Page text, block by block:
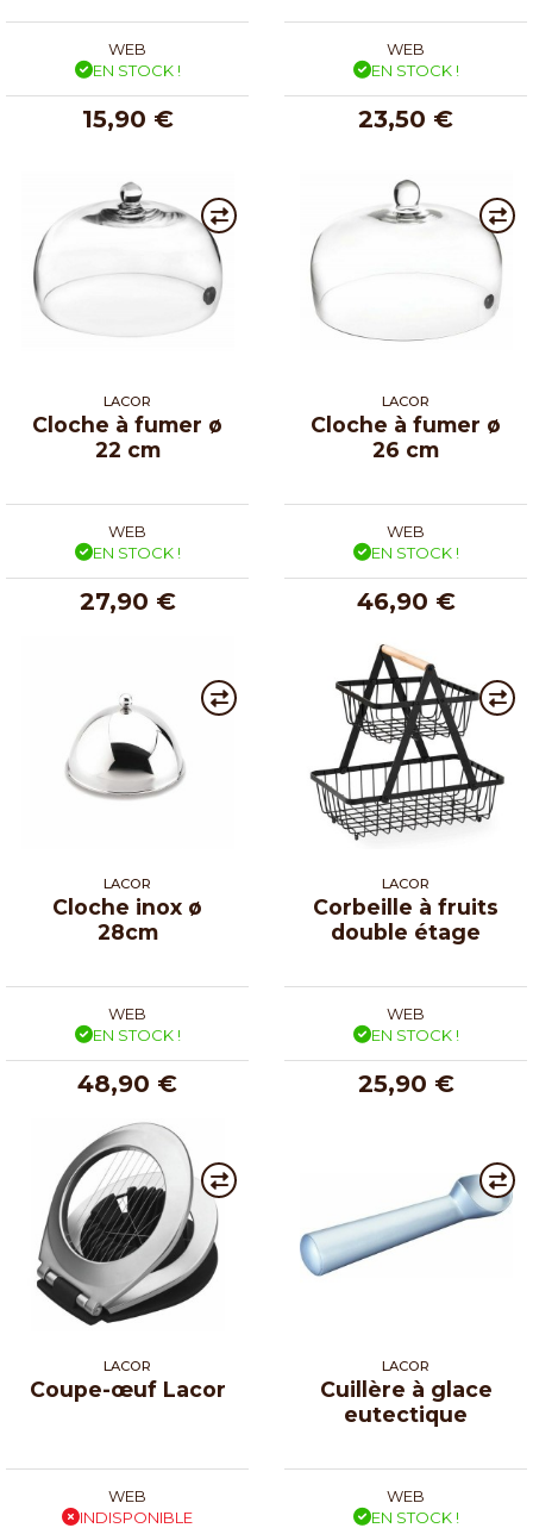
WEB
EN STOCK !
15,90 €
WEB
EN STOCK !
23,50 €
LACOR
Cloche à fumer ø
22 cm
WEB
EN STOCK !
27,90 €
LACOR
Cloche à fumer ø
26 cm
WEB
EN STOCK !
46,90 €
LACOR
Cloche inox ø
28cm
WEB
EN STOCK !
48,90 €
LACOR
Corbeille à fruits
double étage
WEB
EN STOCK !
25,90 €
LACOR
Coupe-œuf Lacor
WEB
INDISPONIBLE
LACOR
Cuillère à glace
eutectique
WEB
EN STOCK !